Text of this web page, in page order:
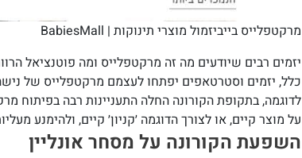
מרקטפלייס בייביזמול מוצרי תינוקות | BabiesMall
כלל, יזמים וסטרטאפים יפתחו לעצמם מרקטפלייס של
לדוגמה, בתקופת הקורונה החלה התעניינות רבה בפיתוח
על מוצר קיים, או לצורך הדוגמה ׳קניון׳ קיים, ולהימנע
השפעת הקורונה על מסחר אונליין